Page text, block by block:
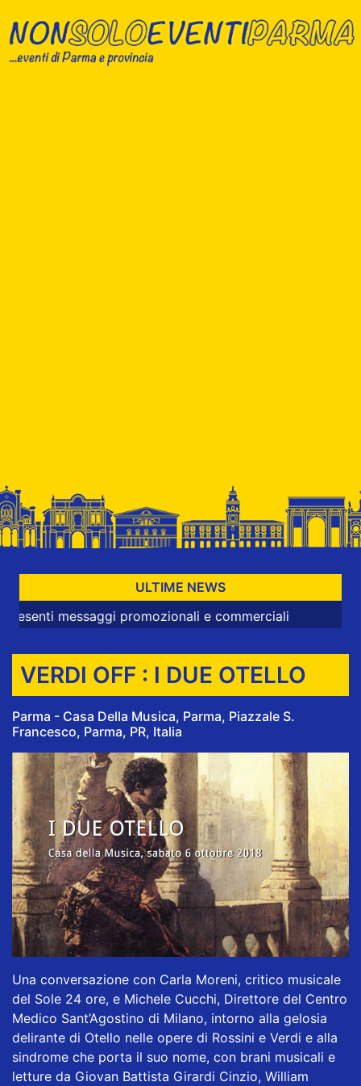
ULTIME NEWS
promozionali e commerciali
VERDI OFF : I DUE OTELLO
Parma - Casa Della Musica, Parma, Piazzale S.
Francesco, Parma, PR, Italia
Una conversazione con Carla Moreni, critico musicale
del Sole 24 ore, e Michele Cucchi, Direttore del Centro
Medico Sant’Agostino di Milano, intorno alla gelosia
delirante di Otello nelle opere di Rossini e Verdi e alla
sindrome che porta il suo nome, con brani musicali e
letture da Giovan Battista Girardi Cinzio, William